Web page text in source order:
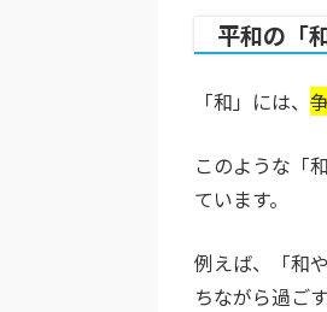
平和の「
「和」には、
このような「
ています。
例えば、「和
ちながら過ご